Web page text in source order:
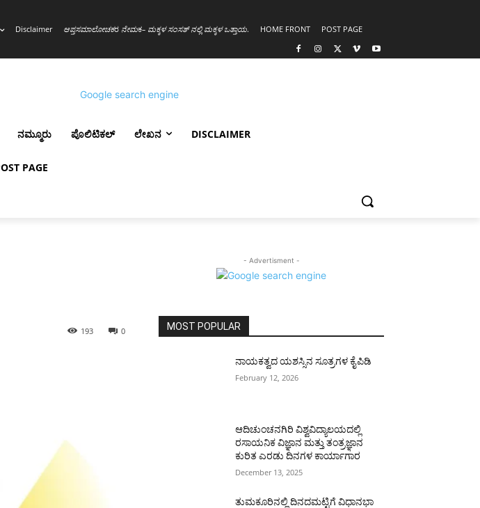
Disclaimer ಆಪ್ತಸಮಾಲೋಚಕರ ನೇಮಕ– ಮಕ್ಕಳ ಸಂಸತ್ ನಲ್ಲಿ ಮಕ್ಕಳ ಒತ್ತಾಯ. HOME FRONT POST PAGE
ನಮ್ಮೂರು ಪೊಲಿಟಿಕಲ್ ಲೇಖನ DISCLAIMER
PAGE
0
193
- Advertisment -
MOST POPULAR
ನಾಯಕತ್ವದ ಯಶಸ್ಸಿನ ಸೂತ್ರಗಳ ಕೈಪಿಡಿ
February 12, 2026
ಆದಿಚುಂಚನಗಿರಿ ವಿಶ್ವವಿದ್ಯಾಲಯದಲ್ಲಿ
ರಸಾಯನಿಕ ವಿಜ್ಞಾನ ಮತ್ತು ತಂತ್ರಜ್ಞಾನ
ಕುರಿತ ಎರಡು ದಿನಗಳ ಕಾರ್ಯಾಗಾರ
December 13, 2025
ತುಮಕೂರಿನಲ್ಲಿ ದಿನದಮಟ್ಟಿಗೆ ವಿಧಾನಭಾ